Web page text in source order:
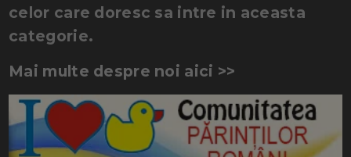
celor care doresc sa intre in aceasta
categorie.
Mai multe despre noi aici >>